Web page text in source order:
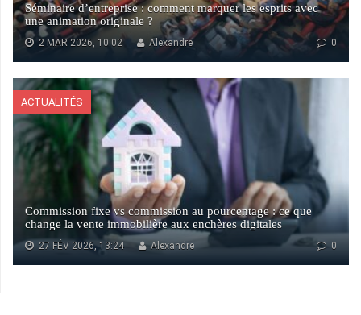
Séminaire d’entreprise : comment marquer les esprits avec
une animation originale ?
2 MAR 2026, 10:02 0
Alexandre
ACTUALITÉS
Commission fixe vs commission au pourcentage : ce que
change la vente immobilière aux enchères digitales
27 FÉV 2026, 13:24 0
Alexandre